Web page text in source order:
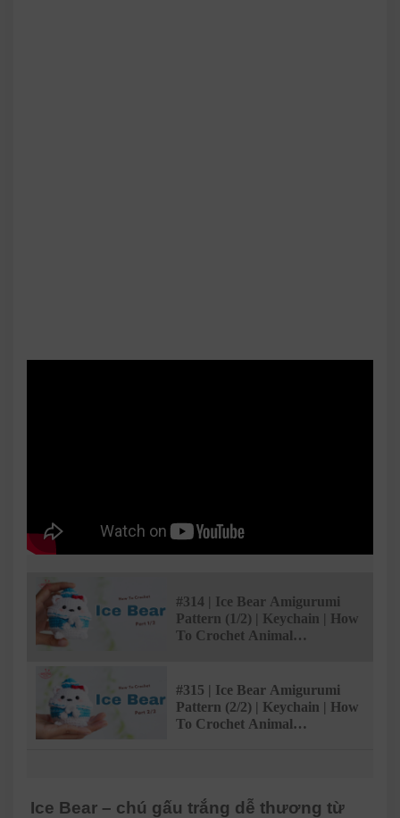
#314 | Ice Bear Amigurumi
Pattern (1/2) | Keychain | How
To Crochet Animal
#315 | Ice Bear Amigurumi
Pattern (2/2) | Keychain | How
To Crochet Animal
Ice Bear – chú gấu trắng dễ thương từ